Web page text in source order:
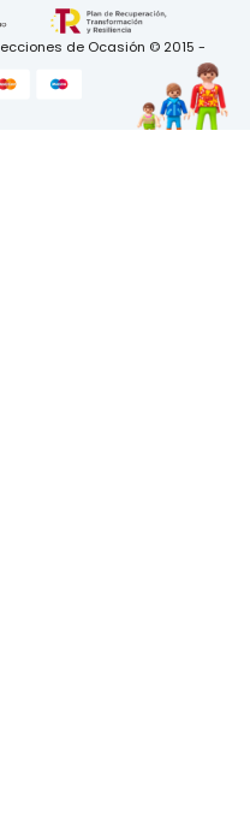
de Ocasión © 2015 -